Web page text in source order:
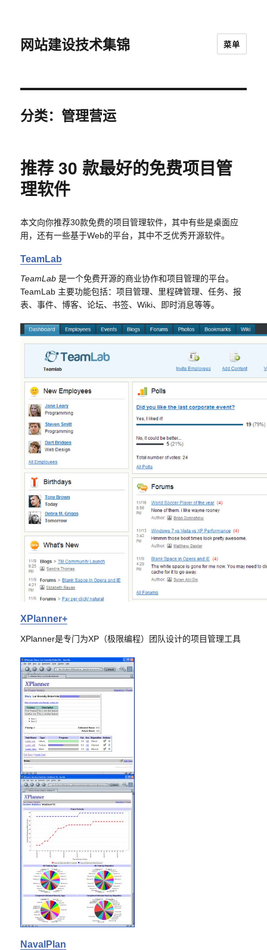
网站建设技术集锦 菜单
分类：管理营运
推荐 30 款最好的免费项目管
理软件
本文向你推荐30款免费的项目管理软件，其中有些是桌面应
用，还有一些基于Web的平台，其中不乏优秀开源软件。
TeamLab
TeamLab 是一个免费开源的商业协作和项目管理的平台。
TeamLab 主要功能包括：项目管理、里程碑管理、任务、报
表、事件、博客、论坛、书签、Wiki、即时消息等等。
XPlanner+
XPlanner是专门为XP（极限编程）团队设计的项目管理工具
NavalPlan